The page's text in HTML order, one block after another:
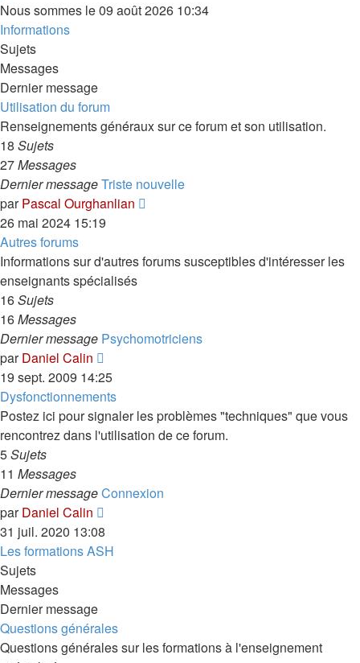
Nous sommes le 09 août 2026 10:34
Informations
Sujets
Messages
Dernier message
Utilisation du forum
Renseignements généraux sur ce forum et son utilisation.
18 Sujets
27Messages
Dernier messageTriste nouvelle
parPascal Ourghanlian
message
26 mai 2024 15:19
Autres forums
Informations sur d'autres forums susceptibles d'intéresser les
enseignants spécialisés
16Sujets
16Messages
Dernier message Psychomotriciens
parDaniel Calin
le
dernier
message
19 sept. 2009 14:25
Dysfonctionnements
Postez ici pour signaler les problèmes "techniques" que vous
rencontrez dans l'utilisation de ce forum.
5Sujets
11 Messages
Dernier messageConnexion
parDaniel Calin
le
dernier
31 juil. 2020 13:08
Les formations ASH
Sujets
Messages
Dernier message
Questions générales
Questions générales sur les formations à l'enseignement